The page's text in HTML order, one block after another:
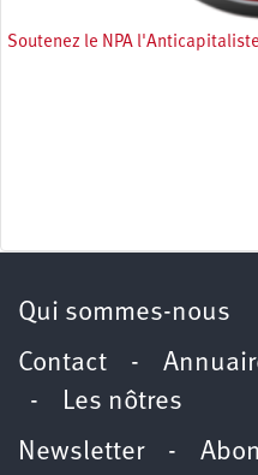
Soutenez le NPA l'Anticapitaliste
Qui sommes-nous
Contact -
-
Les nôtres
Newsletter-